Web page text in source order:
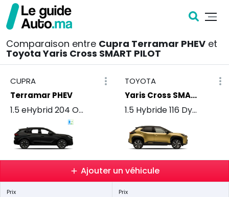
Comparaison entre Cupra Terramar PHEV et
Toyota Yaris Cross SMART PILOT
CUPRA
Terramar PHEV
1.5 eHybrid 204 Ocean
TOYOTA
Yaris Cross SMART PILOT
1.5 Hybride 116 Dynamic+
Ajouter un véhicule
Prix Prix